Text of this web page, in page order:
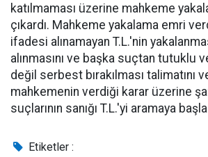
katılmaması üzerine mahkeme
çıkardı. Mahkeme yakalama emri
ifadesi alınamayan T.L.'nin
alınmasını ve başka suçtan tutuklu
değil serbest bırakılması talimatını
mahkemenin verdiği karar üzerine
suçlarının sanığı T.L.'yi aramaya
Etiketler :